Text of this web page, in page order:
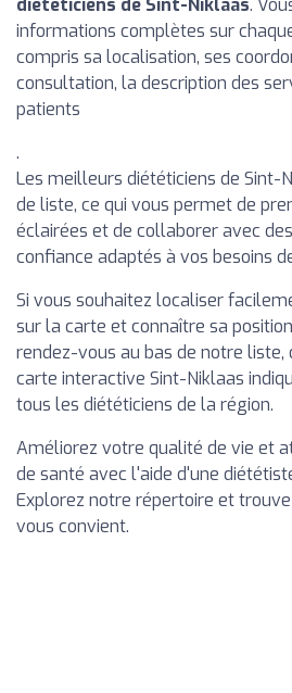
informations complètes sur
compris sa localisation, ses
consultation, la description des
patients
.
Les meilleurs diététiciens de Sint-
de liste, ce qui vous permet de
éclairées et de collaborer avec
confiance adaptés à vos besoins
Si vous souhaitez localiser
sur la carte et connaître sa
rendez-vous au bas de notre liste,
carte interactive Sint-Niklaas
tous les diététiciens de la région.
Améliorez votre qualité de vie et
de santé avec l'aide d'une
Explorez notre répertoire et
vous convient.